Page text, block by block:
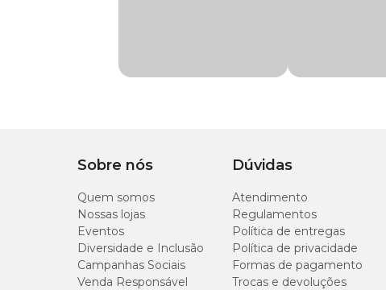
Sobre nós
Quem somos
Nossas lojas
Eventos
Diversidade e Inclusão
Campanhas Sociais
Venda Responsável
Dúvidas
Atendimento
Regulamentos
Política de entregas
Política de privacidade
Formas de pagamento
Trocas e devoluções